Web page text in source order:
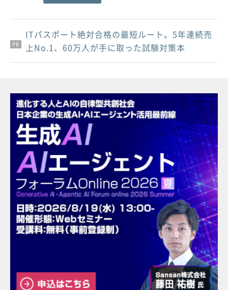
PR
PR
PR
ITパスポート絶対合格の最短ルート。5年連続売
上No.1、60万人が手に取った試験対策本